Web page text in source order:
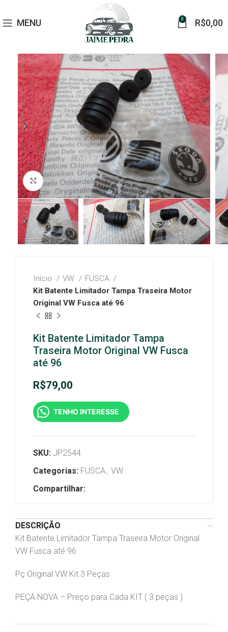
MENU 0 R$0,00
Click to enlarge
Início VW
FUSCA
Kit Batente Limitador Tampa Traseira Motor
Original VW Fusca até 96
Kit Batente Limitador Tampa
Traseira Motor Original VW Fusca
até 96
R$79,00
TENHO INTERESSE
SKU: JP2544
Categorias: FUSCA, VW
Compartilhar:
DESCRIÇÃO
Kit Batente Limitador Tampa Traseira Motor Original
VW Fusca até 96
Pç Original VW Kit 3 Peças
PEÇA NOVA – Preço para Cada KIT ( 3 peças )